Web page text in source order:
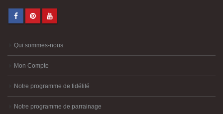
Qui sommes-nous
Mon Compte
Notre programme de fidélité
Notre programme de parrainage